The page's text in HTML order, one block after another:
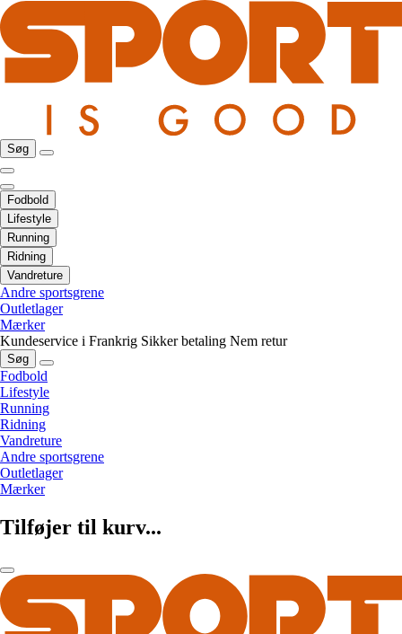
Søg
Fodbold
Lifestyle
Running
Ridning
Vandreture
Andre sportsgrene
Outletlager
Mærker
Kundeservice i Frankrig Sikker betaling Nem retur
Søg
Fodbold
Lifestyle
Running
Ridning
Vandreture
Andre sportsgrene
Outletlager
Mærker
Tilføjer til kurv...